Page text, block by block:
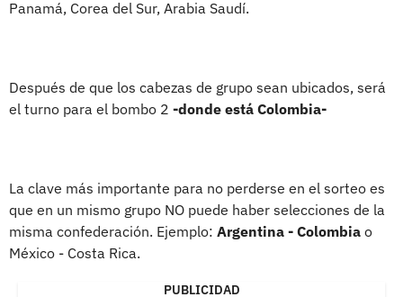
Panamá, Corea del Sur, Arabia Saudí.
Después de que los cabezas de grupo sean ubicados, será
el turno para el bombo 2 -donde está Colombia-
La clave más importante para no perderse en el sorteo es
que en un mismo grupo NO puede haber selecciones de la
misma confederación. Ejemplo: Argentina - Colombia o
México - Costa Rica.
PUBLICIDAD